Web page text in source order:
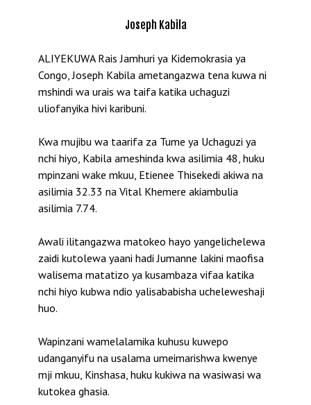
Joseph Kabila
ALIYEKUWA Rais Jamhuri ya Kidemokrasia ya
Congo, Joseph Kabila ametangazwa tena kuwa ni
mshindi wa urais wa taifa katika uchaguzi
uliofanyika hivi karibuni.
Kwa mujibu wa taarifa za Tume ya Uchaguzi ya
nchi hiyo, Kabila ameshinda kwa asilimia 48, huku
mpinzani wake mkuu, Etienee Thisekedi akiwa na
asilimia 32.33 na Vital Khemere akiambulia
asilimia 7.74.
Awali ilitangazwa matokeo hayo yangelichelewa
zaidi kutolewa yaani hadi Jumanne lakini maofisa
walisema matatizo ya kusambaza vifaa katika
nchi hiyo kubwa ndio yalisababisha ucheleweshaji
huo.
Wapinzani wamelalamika kuhusu kuwepo
udanganyifu na usalama umeimarishwa kwenye
mji mkuu, Kinshasa, huku kukiwa na wasiwasi wa
kutokea ghasia.